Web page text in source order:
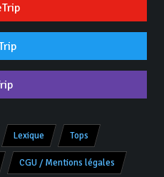
Lexique Tops
CGU / Mentions légales